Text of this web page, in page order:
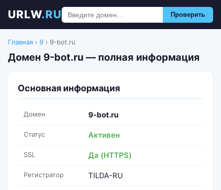
URLW.RU Проверить
Главная › 9 › 9-bot.ru
Домен 9-bot.ru — полная информация
Основная информация
Домен 9-bot.ru
Статус Активен
SSL Да (HTTPS)
Регистратор TILDA-RU